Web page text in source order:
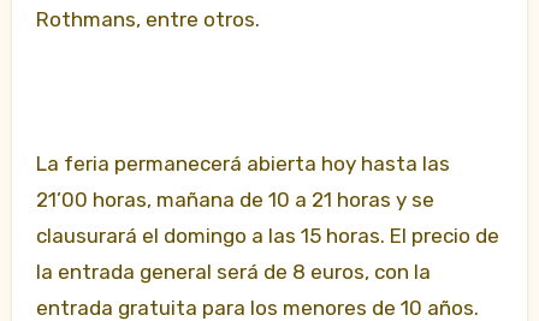
Rothmans, entre otros.
La feria permanecerá abierta hoy hasta las
21’00 horas, mañana de 10 a 21 horas y se
clausurará el domingo a las 15 horas. El precio de
la entrada general será de 8 euros, con la
entrada gratuita para los menores de 10 años.